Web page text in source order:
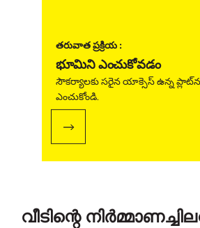
తరువాత ప్రక్రియ :
భూమిని ఎంచుకోవడం
సౌకర్యాలకు సరైన యాక్సెస్ ఉన్న
ఎంచుకోండి.
വീടിന്റെ